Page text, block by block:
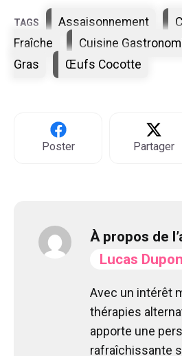
Étiquettes
Assaisonnement
Fraîche
Cuisine
Gras
Œufs Cocotte
Poster Partager
À propos de
Lucas
Avec un intérêt
thérapies
apporte une
rafraîchissante